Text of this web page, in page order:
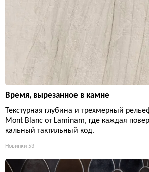
Время, вырезанное в камне
Текстурная глубина и трехмерный
Mont Blanc от Laminam, где каждая
кальный тактильный код.
Новинки 53